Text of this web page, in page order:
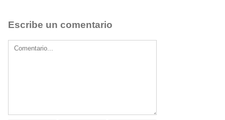
Escribe un comentario
Comment